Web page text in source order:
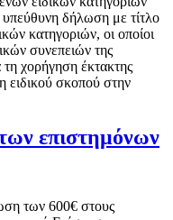
δήλωση με τίτλο
κατηγοριών, οι οποίοι
συνεπειών της
χορήγηση έκτακτης
ειδικού σκοπού στην
επιστημόνων
των 600€ στους